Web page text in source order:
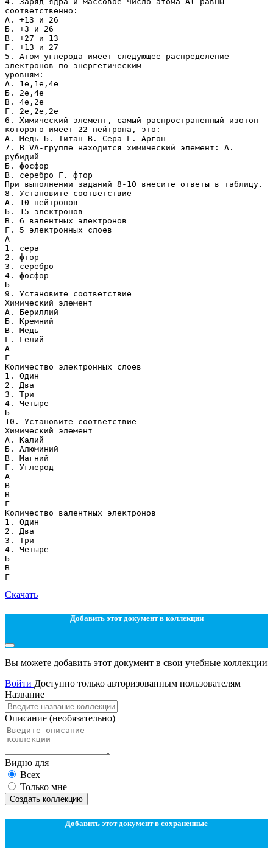
соответственно:
А. +13 и 26
Б. +3 и 26
В. +27 и 13
Г. +13 и 27
5. Атом углерода имеет следующее распределение
электронов по энергетическим
уровням:
А. 1е,1е,4е
Б. 2е,4е
В. 4е,2е
Г. 2е,2е,2е
6. Химический элемент, самый распространенный изотоп
которого имеет 22 нейтрона, это:
А. Медь Б. Титан В. Сера Г. Аргон
7. В VA-группе находится химический элемент: А.
рубидий
Б. фосфор
В. серебро Г. фтор
При выполнении заданий 8-10 внесите ответы в таблицу.
8. Установите соответствие
А. 10 нейтронов
Б. 15 электронов
В. 6 валентных электронов
Г. 5 электронных слоев
А
1. сера
2. фтор
3. серебро
4. фосфор
Б
9. Установите соответствие
Химический элемент
А. Бериллий
Б. Кремний
В. Медь
Г. Гелий
А
Г
Количество электронных слоев
1. Один
2. Два
3. Три
4. Четыре
Б
10. Установите соответствие
Химический элемент
А. Калий
Б. Алюминий
В. Магний
Г. Углерод
А
В
В
Г
Количество валентных электронов
1. Один
2. Два
3. Три
4. Четыре
Б
В
Скачать
Добавить этот документ в коллекции
Вы можете добавить этот документ в свои учебные коллекции
Войти Доступно только авторизованным пользователям
Название
Описание (необязательно)
Видно для
Всех
Только мне
Создать коллекцию
Добавить этот документ в сохраненные